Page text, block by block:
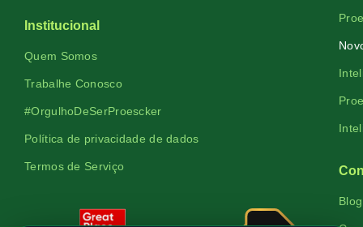
Institucional
Quem Somos
Trabalhe Conosco
#OrgulhoDeSerProescker
Política de privacidade de dados
Termos de Serviço
Blog